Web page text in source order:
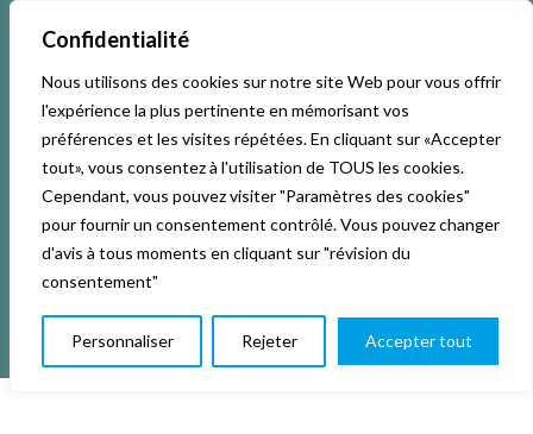
Confidentialité
Nous utilisons des cookies sur notre site Web pour vous offrir
l'expérience la plus pertinente en mémorisant vos
préférences et les visites répétées. En cliquant sur «Accepter
tout», vous consentez à l'utilisation de TOUS les cookies.
Cependant, vous pouvez visiter "Paramètres des cookies"
pour fournir un consentement contrôlé. Vous pouvez changer
d'avis à tous moments en cliquant sur "révision du
consentement"
Personnaliser Rejeter Accepter tout
Accueil Activités & Inscriptions
Événements Studios L’association
La vie de La KAB’ Club